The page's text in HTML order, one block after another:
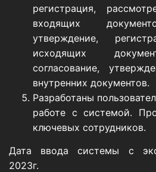
регистрация,
входящих
утверждение,
исходящих
согласование,
внутренних документов.
Разработаны
работе с системой.
ключевых сотрудников.
Дата ввода системы с
2023г.